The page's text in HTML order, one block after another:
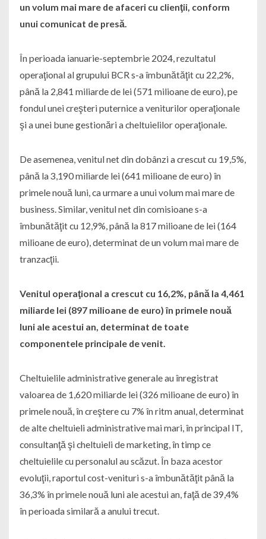
un volum mai mare de afaceri cu clienţii, conform
unui comunicat de presă.
În perioada ianuarie-septembrie 2024, rezultatul
operaţional al grupului BCR s-a îmbunătăţit cu 22,2%,
până la 2,841 miliarde de lei (571 milioane de euro), pe
fondul unei creşteri puternice a veniturilor operaţionale
şi a unei bune gestionări a cheltuielilor operaţionale.
De asemenea, venitul net din dobânzi a crescut cu 19,5%,
până la 3,190 miliarde lei (641 milioane de euro) în
primele nouă luni, ca urmare a unui volum mai mare de
business. Similar, venitul net din comisioane s-a
îmbunătăţit cu 12,9%, până la 817 milioane de lei (164
milioane de euro), determinat de un volum mai mare de
tranzacţii.
Venitul operaţional a crescut cu 16,2%, până la 4,461
miliarde lei (897 milioane de euro) în primele nouă
luni ale acestui an, determinat de toate
componentele principale de venit.
Cheltuielile administrative generale au înregistrat
valoarea de 1,620 miliarde lei (326 milioane de euro) în
primele nouă, în creştere cu 7% în ritm anual, determinat
de alte cheltuieli administrative mai mari, în principal IT,
consultanţă şi cheltuieli de marketing, în timp ce
cheltuielile cu personalul au scăzut. În baza acestor
evoluţii, raportul cost-venituri s-a îmbunătăţit până la
36,3% în primele nouă luni ale acestui an, faţă de 39,4%
în perioada similară a anului trecut.